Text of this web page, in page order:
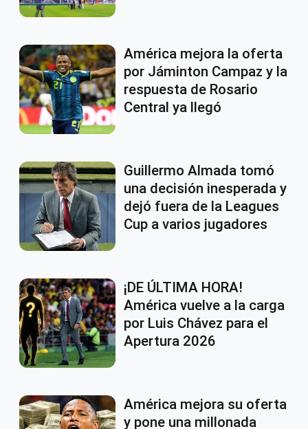
América mejora la oferta
por Jáminton Campaz y la
respuesta de Rosario
Central ya llegó
Guillermo Almada tomó
una decisión inesperada y
dejó fuera de la Leagues
Cup a varios jugadores
¡DE ÚLTIMA HORA!
América vuelve a la carga
por Luis Chávez para el
Apertura 2026
América mejora su oferta
y pone una millonada